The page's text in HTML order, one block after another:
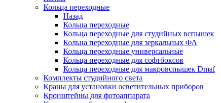
Кольца переходные
Назад
Кольца переходные
Кольца переходные для студийных вспышек
Кольца переходные для зеркальных ФА
Кольца переходные универсальные
Кольца переходные для софтбоксов
Кольца переходные для макровспышек Dmaf
Комплекты студийного света
Краны для установки осветительных приборов
Кронштейны для фотоаппарата